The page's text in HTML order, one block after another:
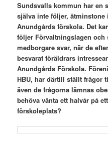
Sundsvalls kommun har en
själva inte följer,
Anundgårds förskola. Det
följer Förvaltningslagen och
medborgare svar, när de
besvarat föräldrars
Anundgårds Förskola.
HBU, har därtill ställt frågor
även de frågorna lämnas
behöva vänta ett halvår på
förskoleplats?